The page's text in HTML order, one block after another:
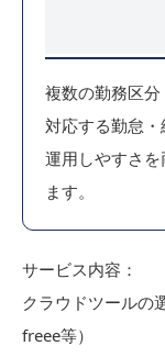
複数の勤務区
対応する勤怠
運用しやすさ
ます。
サービス内容：
クラウドツールの
freee等）